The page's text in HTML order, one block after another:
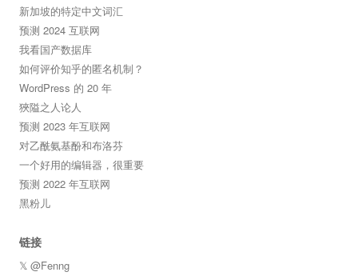
新加坡的特定中文词汇
预测 2024 互联网
我看国产数据库
如何评价知乎的匿名机制？
WordPress 的 20 年
狹隘之人论人
预测 2023 年互联网
对乙酰氨基酚和布洛芬
一个好用的编辑器，很重要
预测 2022 年互联网
黑粉儿
链接
𝕏 @Fenng